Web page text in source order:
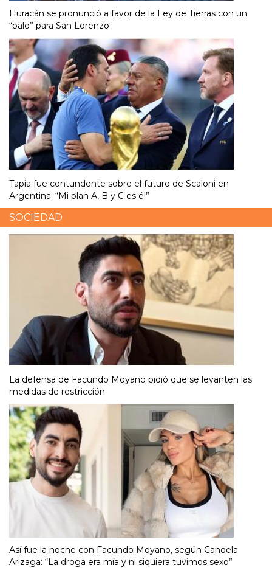
Huracán se pronunció a favor de la Ley de Tierras con un
“palo” para San Lorenzo
Tapia fue contundente sobre el futuro de Scaloni en
Argentina: “Mi plan A, B y C es él”
SOCIEDAD
La defensa de Facundo Moyano pidió que se levanten las
medidas de restricción
Así fue la noche con Facundo Moyano, según Candela
Arizaga: “La droga era mía y ni siquiera tuvimos sexo”